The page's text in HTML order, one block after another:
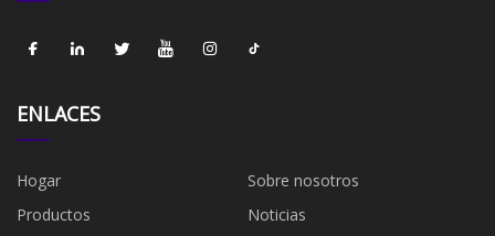
ENLACES
Hogar
Sobre nosotros
Productos
Noticias